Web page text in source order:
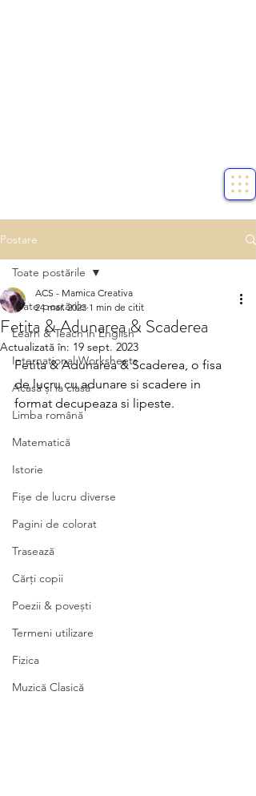
Postare
Toate postările
Learn & Teach in English
International Worksheets
Acasă și la clasă
Limba română
Matematică
Istorie
Fișe de lucru diverse
Pagini de colorat
Trasează
Cărți copii
Poezii & povești
Termeni utilizare
Fizica
Muzică Clasică
Toate postările
Fetita & Adunarea & Scaderea
ACS - Mamica Creativa
24 mar. 2023 1 min de citit
Actualizată în: 19 sept. 2023
Fetita & Adunarea & Scaderea, o fisa
de lucru cu adunare si scadere in
format decupeaza si lipeste.